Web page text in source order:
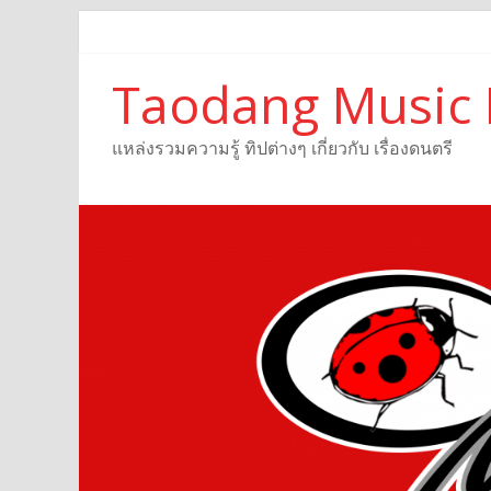
Taodang Music
แหล่งรวมความรู้ ทิปต่างๆ เกี่ยวกับ เรื่องดนตรี